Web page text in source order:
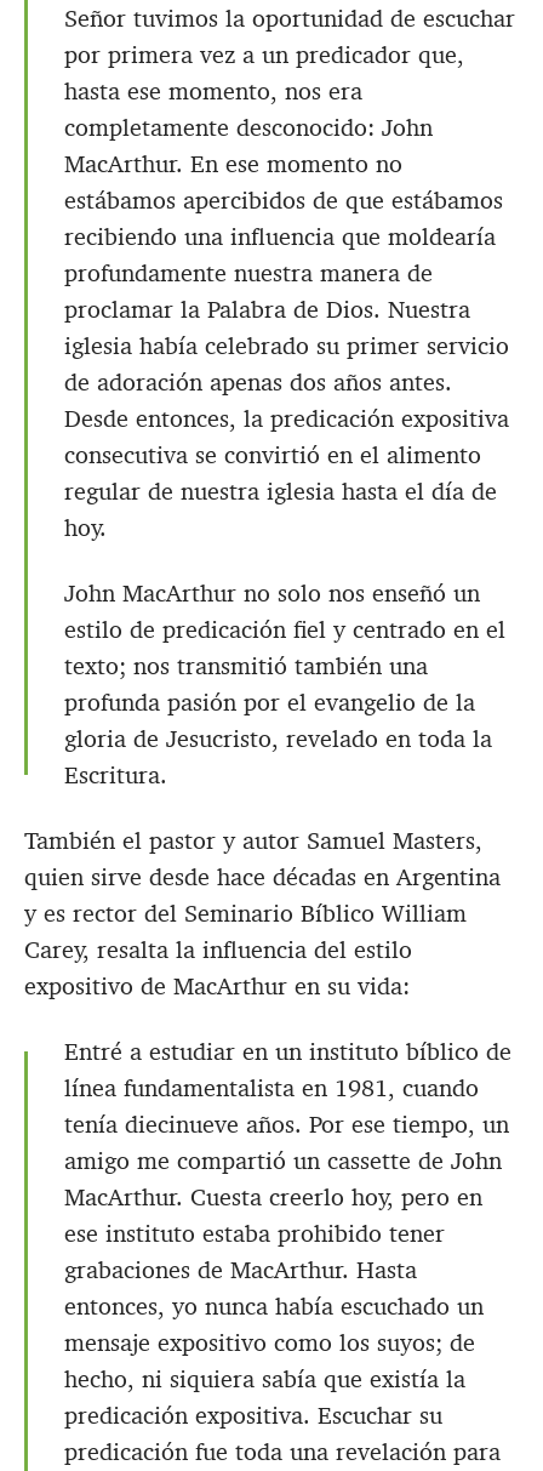
Señor tuvimos la oportunidad de escuchar
por primera vez a un predicador que,
hasta ese momento, nos era
completamente desconocido: John
MacArthur. En ese momento no
estábamos apercibidos de que estábamos
recibiendo una influencia que moldearía
profundamente nuestra manera de
proclamar la Palabra de Dios. Nuestra
iglesia había celebrado su primer servicio
de adoración apenas dos años antes.
Desde entonces, la predicación expositiva
consecutiva se convirtió en el alimento
regular de nuestra iglesia hasta el día de
hoy.
John MacArthur no solo nos enseñó un
estilo de predicación fiel y centrado en el
texto; nos transmitió también una
profunda pasión por el evangelio de la
gloria de Jesucristo, revelado en toda la
Escritura.
También el pastor y autor Samuel Masters,
quien sirve desde hace décadas en Argentina
y es rector del Seminario Bíblico William
Carey, resalta la influencia del estilo
expositivo de MacArthur en su vida:
Entré a estudiar en un instituto bíblico de
línea fundamentalista en 1981, cuando
tenía diecinueve años. Por ese tiempo, un
amigo me compartió un cassette de John
MacArthur. Cuesta creerlo hoy, pero en
ese instituto estaba prohibido tener
grabaciones de MacArthur. Hasta
entonces, yo nunca había escuchado un
mensaje expositivo como los suyos; de
hecho, ni siquiera sabía que existía la
predicación expositiva. Escuchar su
predicación fue toda una revelación para